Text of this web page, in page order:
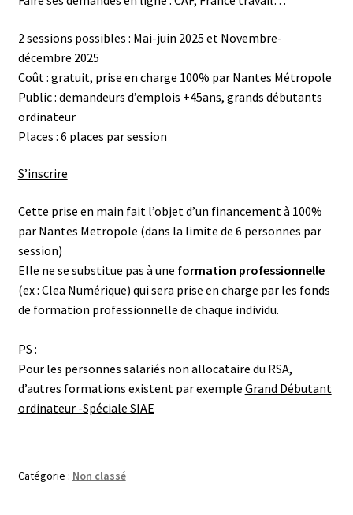
2 sessions possibles : Mai-juin 2025 et Novembre-
décembre 2025
Coût : gratuit, prise en charge 100% par Nantes Métropole
Public : demandeurs d’emplois +45ans, grands débutants
ordinateur
Places : 6 places par session
S’inscrire
Cette prise en main fait l’objet d’un financement à 100%
par Nantes Metropole (dans la limite de 6 personnes par
session)
Elle ne se substitue pas à une formation professionnelle
(ex : Clea Numérique) qui sera prise en charge par les fonds
de formation professionnelle de chaque individu.
PS :
Pour les personnes salariés non allocataire du RSA,
d’autres formations existent par exemple Grand Débutant
ordinateur -Spéciale SIAE
Catégorie : Non classé